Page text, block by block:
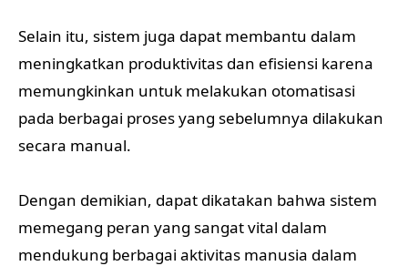
Selain itu, sistem juga dapat membantu dalam
meningkatkan produktivitas dan efisiensi karena
memungkinkan untuk melakukan otomatisasi
pada berbagai proses yang sebelumnya dilakukan
secara manual.
Dengan demikian, dapat dikatakan bahwa sistem
memegang peran yang sangat vital dalam
mendukung berbagai aktivitas manusia dalam